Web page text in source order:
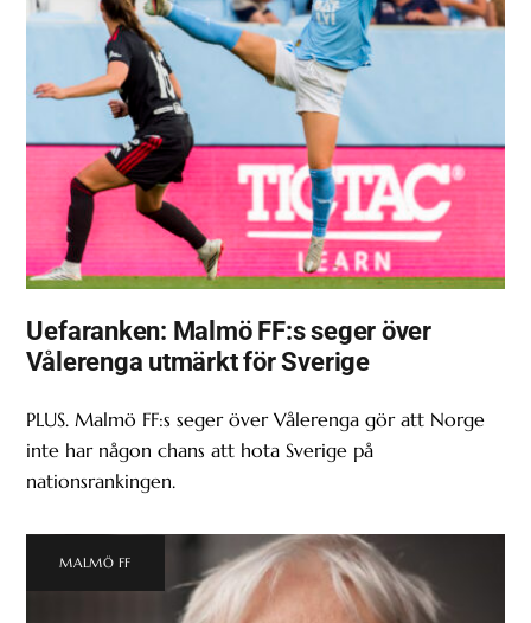
Uefaranken: Malmö FF:s seger över
Vålerenga utmärkt för Sverige
PLUS. Malmö FF:s seger över Vålerenga gör att Norge
inte har någon chans att hota Sverige på
nationsrankingen.
MALMÖ FF